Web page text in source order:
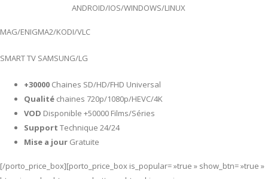
ANDROID/IOS/WINDOWS/LINUX
MAG/ENIGMA2/KODI/VLC
SMART TV SAMSUNG/LG
+30000 Chaines SD/HD/FHD Universal
Qualité chaines 720p/1080p/HEVC/4K
VOD Disponible +50000 Films/Séries
Support Technique 24/24
Mise a jour Gratuite
[/porto_price_box][porto_price_box is_popular= »true » show_btn= »true »